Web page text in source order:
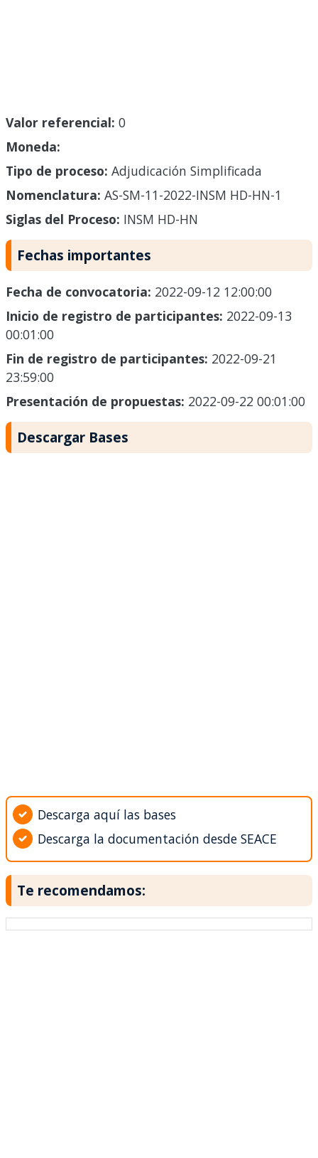
Valor referencial: 0
Moneda:
Tipo de proceso: Adjudicación Simplificada
Nomenclatura: AS-SM-11-2022-INSM HD-HN-1
Siglas del Proceso: INSM HD-HN
Fechas importantes
Fecha de convocatoria: 2022-09-12 12:00:00
Inicio de registro de participantes: 2022-09-13
00:01:00
Fin de registro de participantes: 2022-09-21
23:59:00
Presentación de propuestas: 2022-09-22 00:01:00
Descargar Bases
Descarga aquí las bases
Descarga la documentación desde SEACE
Te recomendamos: